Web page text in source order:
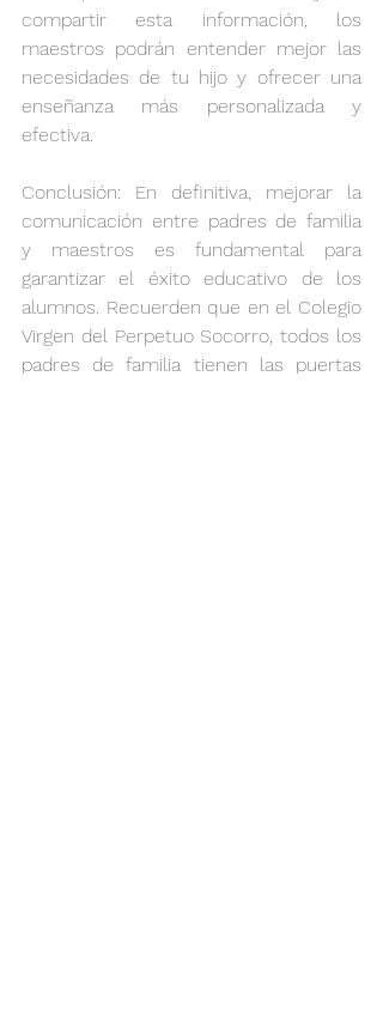
compartir esta información, los
maestros podrán entender mejor las
necesidades de tu hijo y ofrecer una
enseñanza más personalizada y
efectiva.
Conclusión: En definitiva, mejorar la
comunicación entre padres de familia
y maestros es fundamental para
garantizar el éxito educativo de los
alumnos. Recuerden que en el Colegio
Virgen del Perpetuo Socorro, todos los
padres de familia tienen las puertas